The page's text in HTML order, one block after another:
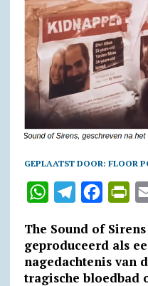
GEPLAATST DOOR: FLOOR
W
a
t
s
T
l
e
g
c
e
b
i
n
t
The Sound of
geproduceerd als
nage­dach­tenis van
tragische bloedbad